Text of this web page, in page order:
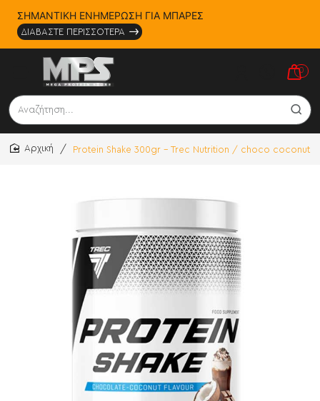
ΣΗΜΑΝΤΙΚΗ ΕΝΗΜΕΡΩΣΗ ΓΙΑ ΜΠΑΡΕΣ
ΔΙΑΒΑΣΤΕ ΠΕΡΙΣΣΟΤΕΡΑ
0
Αναζήτηση...
Protein Shake 300gr - Trec Nutrition / choco coconut